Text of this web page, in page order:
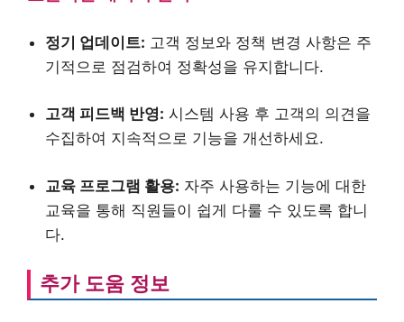
정기 업데이트: 고객 정보와 정책 변경 사항은 주
기적으로 점검하여 정확성을 유지합니다.
고객 피드백 반영: 시스템 사용 후 고객의 의견을
수집하여 지속적으로 기능을 개선하세요.
교육 프로그램 활용: 자주 사용하는 기능에 대한
교육을 통해 직원들이 쉽게 다룰 수 있도록 합니
다.
추가 도움 정보